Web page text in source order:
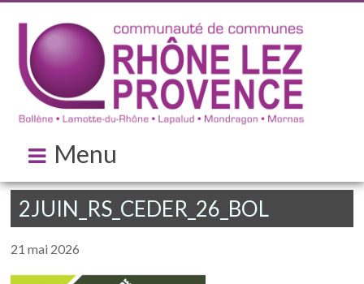
Menu
2JUIN_RS_CEDER_26_BOL
21 mai 2026